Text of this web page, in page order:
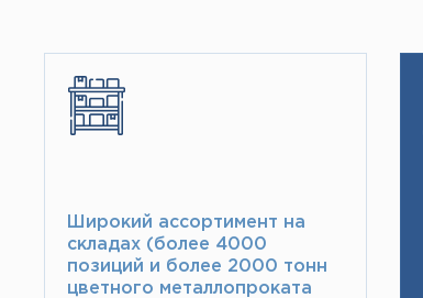
Широкий ассортимент на
складах (более 4000
позиций и более 2000 тонн​
цветного металлопроката